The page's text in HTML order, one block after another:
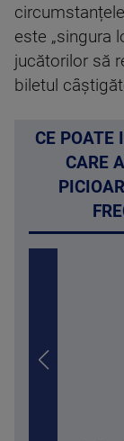
este „singura
jucătorilor să
biletul
CE POATE
CARE